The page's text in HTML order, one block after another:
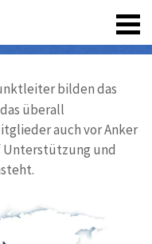
bilden das
überall
auch vor Anker
Unterstützung und